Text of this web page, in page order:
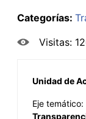
Categorías:
Visitas:
Unidad de
Eje temático: